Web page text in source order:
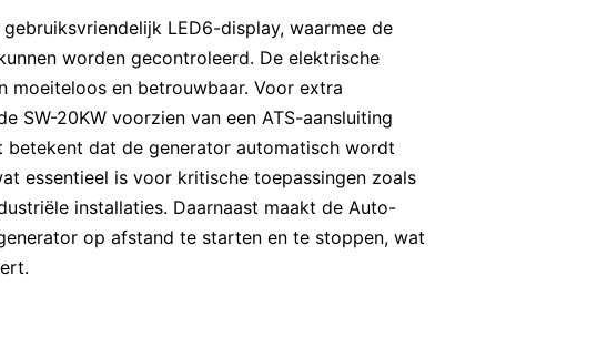
LED6-display, waarmee de
worden gecontroleerd. De elektrische
en betrouwbaar. Voor extra
SW-20KW voorzien van een ATS-aansluiting
betekent dat de generator automatisch wordt
essentieel is voor kritische toepassingen zoals
installaties. Daarnaast maakt de Auto-
op afstand te starten en te stoppen, wat